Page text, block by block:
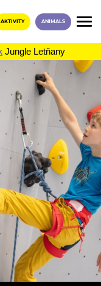
AKTIVITY ANIMALS
Jungle Letňany